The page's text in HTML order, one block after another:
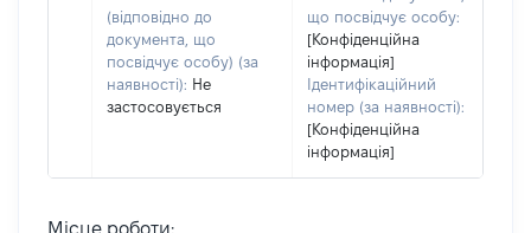
(відповідно до
документа, що
посвідчує особу) (за
наявності): Не
застосовується
що посвідчує особу:
[Конфіденційна
інформація]
Ідентифікаційний
номер (за наявності):
[Конфіденційна
інформація]
Місце роботи: